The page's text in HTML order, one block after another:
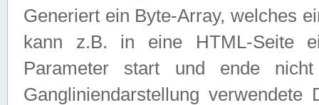
Generiert ein Byte-Array, welches
kann z.B. in eine HTML-Seite
Parameter start und ende
Gangliniendarstellung